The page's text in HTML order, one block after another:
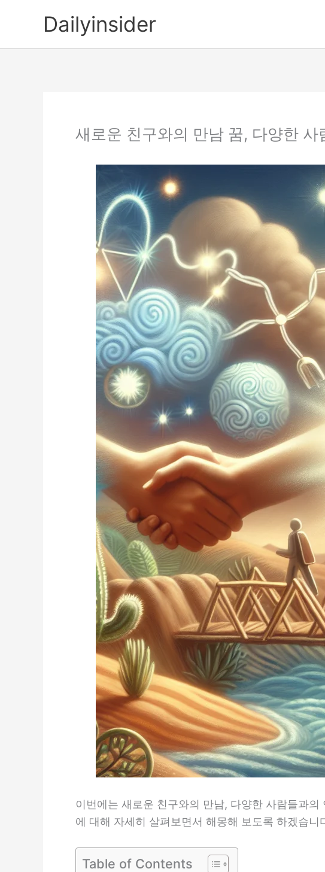
Dailyinsider
새로운 친구와의 만남 꿈, 다양한
이번에는 새로운 친구와의 만남, 다양한 사람들과
에 대해 자세히 살펴보면서 해몽해 보도록 하겠습니
Table of Contents